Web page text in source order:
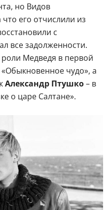
но Видов
его отчислили из
с
все задолженности.
роли Медведя в первой
чудо», а
Александр Птушко– в
о царе Салтане».